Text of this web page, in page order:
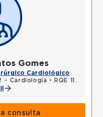
Gomes
Cardiológico
- Cardiologia •
RQE 113633 - Clínica médica
consulta